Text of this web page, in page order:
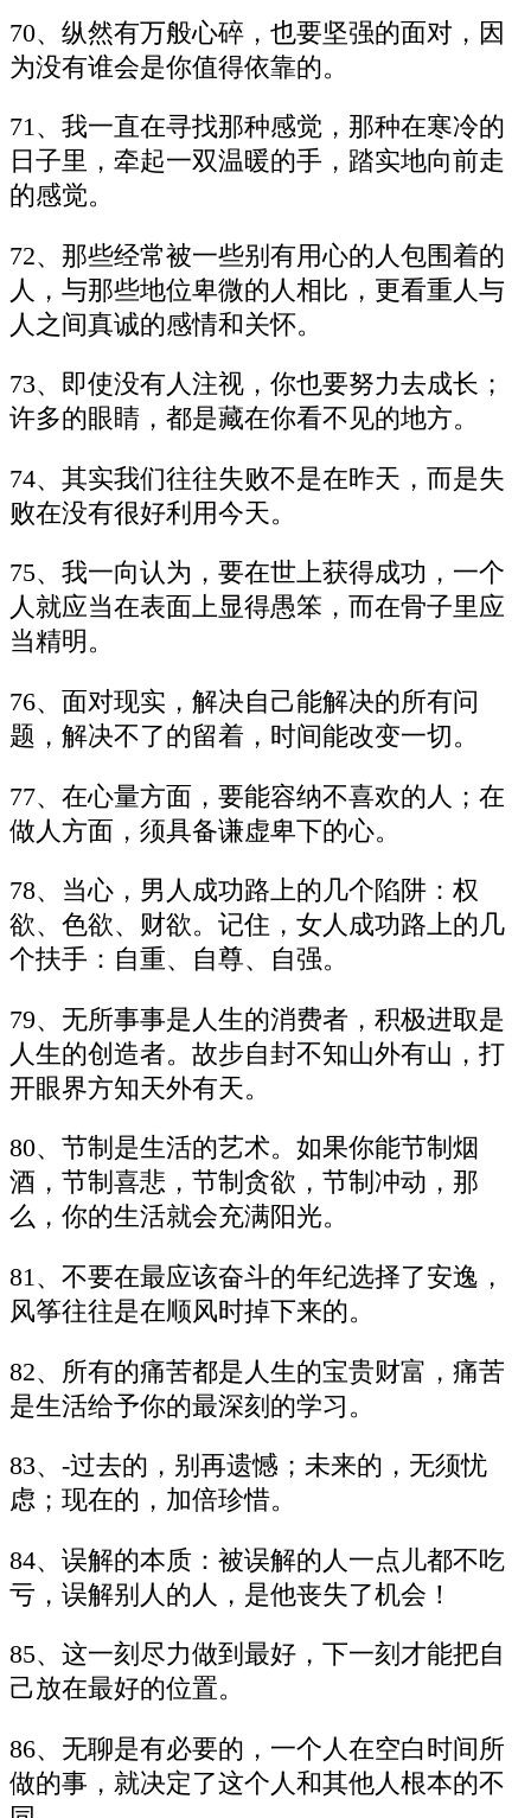
70、纵然有万般心碎，也要坚强的面对，因
为没有谁会是你值得依靠的。
71、我一直在寻找那种感觉，那种在寒冷的
日子里，牵起一双温暖的手，踏实地向前走
的感觉。
72、那些经常被一些别有用心的人包围着的
人，与那些地位卑微的人相比，更看重人与
人之间真诚的感情和关怀。
73、即使没有人注视，你也要努力去成长；
许多的眼睛，都是藏在你看不见的地方。
74、其实我们往往失败不是在昨天，而是失
败在没有很好利用今天。
75、我一向认为，要在世上获得成功，一个
人就应当在表面上显得愚笨，而在骨子里应
当精明。
76、面对现实，解决自己能解决的所有问
题，解决不了的留着，时间能改变一切。
77、在心量方面，要能容纳不喜欢的人；在
做人方面，须具备谦虚卑下的心。
78、当心，男人成功路上的几个陷阱：权
欲、色欲、财欲。记住，女人成功路上的几
个扶手：自重、自尊、自强。
79、无所事事是人生的消费者，积极进取是
人生的创造者。故步自封不知山外有山，打
开眼界方知天外有天。
80、节制是生活的艺术。如果你能节制烟
酒，节制喜悲，节制贪欲，节制冲动，那
么，你的生活就会充满阳光。
81、不要在最应该奋斗的年纪选择了安逸，
风筝往往是在顺风时掉下来的。
82、所有的痛苦都是人生的宝贵财富，痛苦
是生活给予你的最深刻的学习。
83、-过去的，别再遗憾；未来的，无须忧
虑；现在的，加倍珍惜。
84、误解的本质：被误解的人一点儿都不吃
亏，误解别人的人，是他丧失了机会！
85、这一刻尽力做到最好，下一刻才能把自
己放在最好的位置。
86、无聊是有必要的，一个人在空白时间所
做的事，就决定了这个人和其他人根本的不